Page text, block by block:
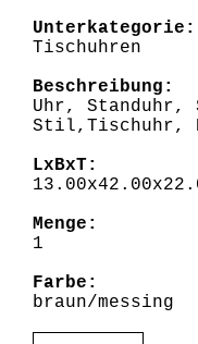
Unterkategorie:
Tischuhren
Beschreibung:
Uhr, Standuhr,
Stil,Tischuhr,
LxBxT:
Menge:
1
Farbe:
braun/messing